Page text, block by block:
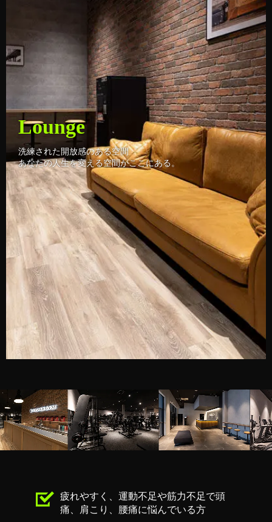
Lounge
洗練された開放感のある空間
あなたの人生を変える空間がここにある。
疲れやすく、運動不⾜や筋⼒不⾜で頭
痛、肩こり、腰痛に悩んでいる⽅